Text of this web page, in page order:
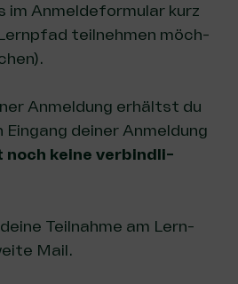
im Anmel­de­for­mu­lar kurz
teil­neh­men möch­
Anmel­dung erhältst du
Ein­gang dei­ner Anmel­dung
noch kei­ne ver­bind­li­
Teil­nah­me am Lern­
Mail.